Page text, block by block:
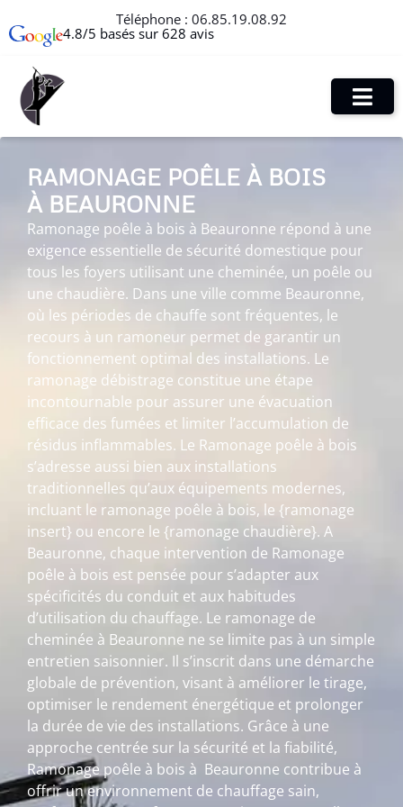
Téléphone : 06.85.19.08.92
4.8/5 basés sur 628 avis
RAMONAGE POÊLE À BOIS
À BEAURONNE
Ramonage poêle à bois à Beauronne répond à une
exigence essentielle de sécurité domestique pour
tous les foyers utilisant une cheminée, un poêle ou
une chaudière. Dans une ville comme Beauronne,
où les périodes de chauffe sont fréquentes, le
recours à un ramoneur permet de garantir un
fonctionnement optimal des installations. Le
ramonage débistrage constitue une étape
incontournable pour assurer une évacuation
efficace des fumées et limiter l’accumulation de
résidus inflammables. Le Ramonage poêle à bois
s’adresse aussi bien aux installations
traditionnelles qu’aux équipements modernes,
incluant le ramonage poêle à bois, le {ramonage
insert} ou encore le {ramonage chaudière}. A
Beauronne, chaque intervention de Ramonage
poêle à bois est pensée pour s’adapter aux
spécificités du conduit et aux habitudes
d’utilisation du chauffage. Le ramonage de
cheminée à Beauronne ne se limite pas à un simple
entretien saisonnier. Il s’inscrit dans une démarche
globale de prévention, visant à améliorer le tirage,
optimiser le rendement énergétique et prolonger
la durée de vie des installations. Grâce à une
approche centrée sur la sécurité et la fiabilité,
Ramonage poêle à bois à Beauronne contribue à
offrir un environnement de chauffage sain,